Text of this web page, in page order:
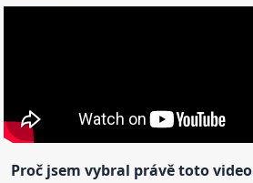
Proč jsem vybral právě toto video